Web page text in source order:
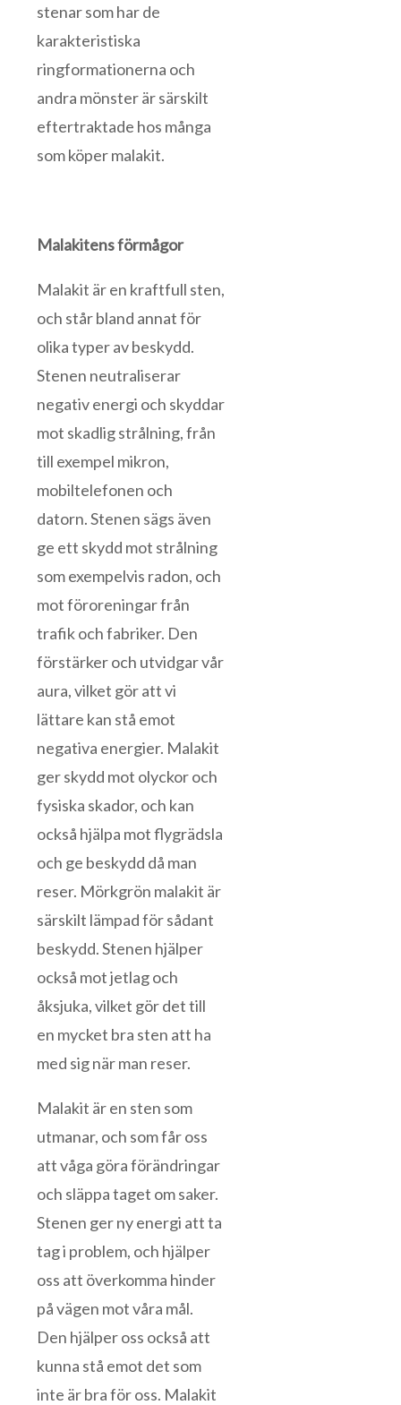
stenar som har de
karakteristiska
ringformationerna och
andra mönster är särskilt
eftertraktade hos många
som köper malakit.
Malakitens förmågor
Malakit är en kraftfull sten,
och står bland annat för
olika typer av beskydd.
Stenen neutraliserar
negativ energi och skyddar
mot skadlig strålning, från
till exempel mikron,
mobiltelefonen och
datorn. Stenen sägs även
ge ett skydd mot strålning
som exempelvis radon, och
mot föroreningar från
trafik och fabriker. Den
förstärker och utvidgar vår
aura, vilket gör att vi
lättare kan stå emot
negativa energier. Malakit
ger skydd mot olyckor och
fysiska skador, och kan
också hjälpa mot flygrädsla
och ge beskydd då man
reser. Mörkgrön malakit är
särskilt lämpad för sådant
beskydd. Stenen hjälper
också mot jetlag och
åksjuka, vilket gör det till
en mycket bra sten att ha
med sig när man reser.
Malakit är en sten som
utmanar, och som får oss
att våga göra förändringar
och släppa taget om saker.
Stenen ger ny energi att ta
tag i problem, och hjälper
oss att överkomma hinder
på vägen mot våra mål.
Den hjälper oss också att
kunna stå emot det som
inte är bra för oss. Malakit